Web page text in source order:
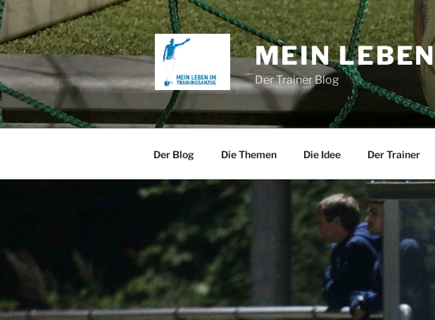
Zum
Inhalt
springen
MEIN
Der Trainer Blog
Der Blog Die Themen Die Idee Der Trainer